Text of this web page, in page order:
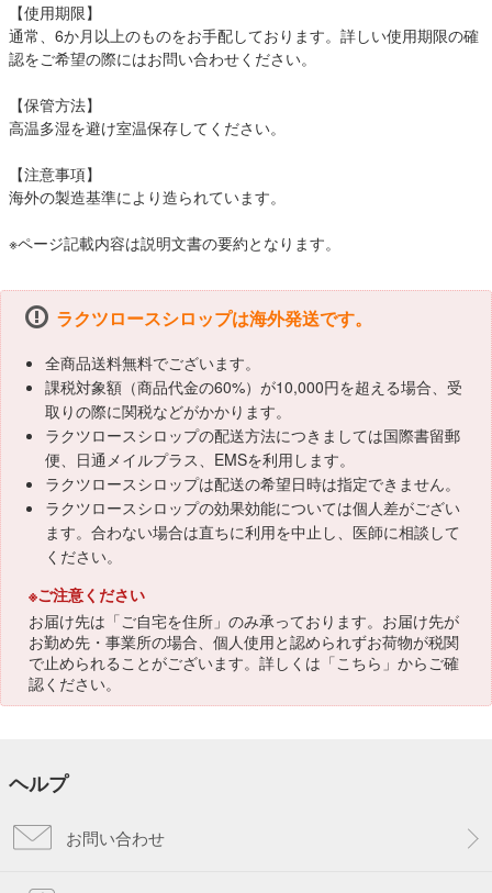
【使用期限】
通常、6か月以上のものをお手配しております。詳しい使用期限の確
認をご希望の際にはお問い合わせください。
【保管方法】
高温多湿を避け室温保存してください。
【注意事項】
海外の製造基準により造られています。
※ページ記載内容は説明文書の要約となります。
ラクツロースシロップは海外発送です。
全商品送料無料でございます。
課税対象額（商品代金の60%）が10,000円を超える場合、受
取りの際に関税などがかかります。
ラクツロースシロップの配送方法につきましては国際書留郵
便、日通メイルプラス、EMSを利用します。
ラクツロースシロップは配送の希望日時は指定できません。
ラクツロースシロップの効果効能については個人差がござい
ます。合わない場合は直ちに利用を中止し、医師に相談して
ください。
※ご注意ください
お届け先は「ご自宅を住所」のみ承っております。お届け先が
お勤め先・事業所の場合、個人使用と認められずお荷物が税関
で止められることがございます。詳しくは「こちら 」からご確
認ください。
ヘルプ
お問い合わせ